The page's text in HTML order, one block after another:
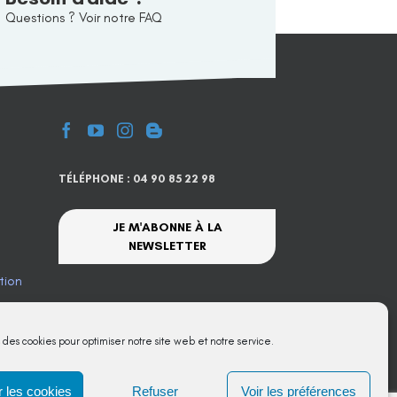
des cookies pour optimiser notre site web et notre service.
les cookies Refuser Voir les préférences
Questions ? Voir notre FAQ
TÉLÉPHONE : 04 90 85 22 98
JE M'ABONNE À LA
NEWSLETTER